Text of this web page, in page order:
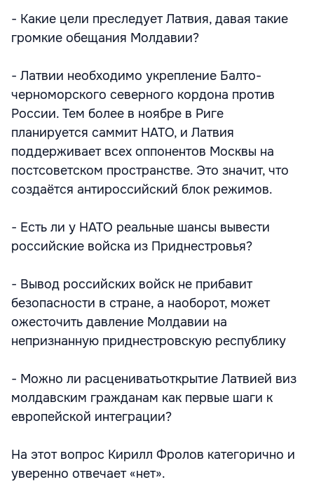
- Какие цели преследует Латвия, давая такие
громкие обещания Молдавии?
- Латвии необходимо укрепление Балто-
черноморского северного кордона против
России. Тем более в ноябре в Риге
планируется саммит НАТО, и Латвия
поддерживает всех оппонентов Москвы на
постсоветском пространстве. Это значит, что
создаётся антироссийский блок режимов.
- Есть ли у НАТО реальные шансы вывести
российские войска из Приднестровья?
- Вывод российских войск не прибавит
безопасности в стране, а наоборот, может
ожесточить давление Молдавии на
непризнанную приднестровскую республику
- Можно ли расцениватьоткрытие Латвией виз
молдавским гражданам как первые шаги к
европейской интеграции?
На этот вопрос Кирилл Фролов категорично и
уверенно отвечает «нет».